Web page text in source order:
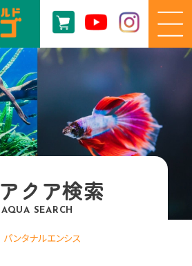
アクア検索
AQUA SEARCH
パンタナルエンシス